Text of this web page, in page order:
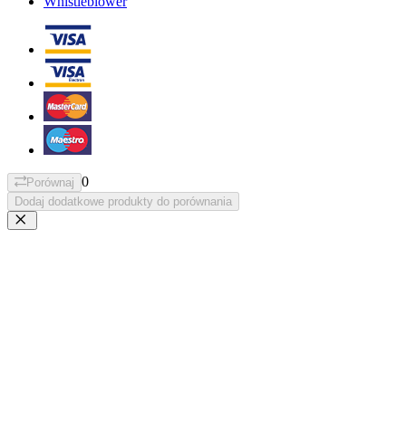
Porównaj 0
Dodaj dodatkowe produkty do porównania